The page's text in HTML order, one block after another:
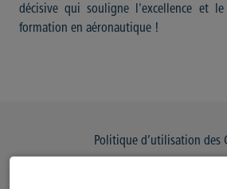
décisive qui souligne l'excellence et
formation en aéronautique !
Politique d’utilisation des